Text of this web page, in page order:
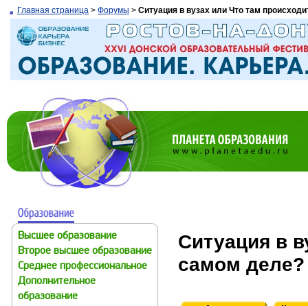
Главная страница > Форумы > Ситуация в вузах или Что там
Высшее образование
Второе высшее образование
Среднее профессиональное
Дополнительное
образование
Ситуация в
самом деле?